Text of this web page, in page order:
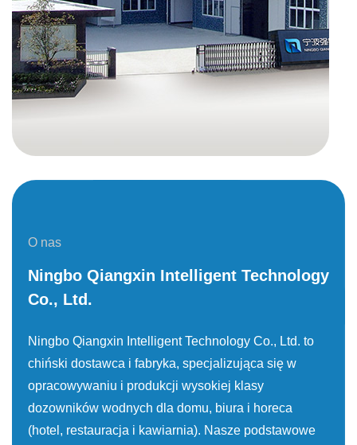
O nas
Ningbo Qiangxin Intelligent Technology
Co., Ltd.
Ningbo Qiangxin Intelligent Technology Co., Ltd. to
chiński dostawca i fabryka, specjalizująca się w
opracowywaniu i produkcji wysokiej klasy
dozowników wodnych dla domu, biura i horeca
(hotel, restauracja i kawiarnia). Nasze podstawowe